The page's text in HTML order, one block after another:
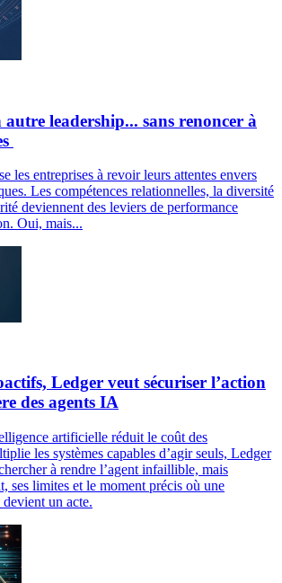
leadership... sans renoncer à
les entreprises à revoir leurs attentes envers
Les compétences relationnelles, la diversité
deviennent des leviers de performance
Oui, mais...
Ledger veut sécuriser l’action
des agents IA
artificielle réduit le coût des
les systèmes capables d’agir seuls, Ledger
à rendre l’agent infaillible, mais
ses limites et le moment précis où une
un acte.